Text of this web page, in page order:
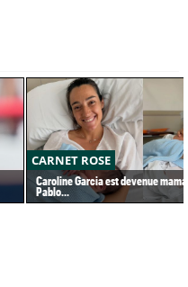
CARNET ROSE
Caroline Garcia est devenue
Pablo...